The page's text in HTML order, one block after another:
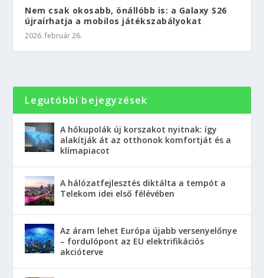
Nem csak okosabb, önállóbb is: a Galaxy S26
újraírhatja a mobilos játékszabályokat
2026. február 26.
Legutóbbi bejegyzések
A hőkupolák új korszakot nyitnak: így
alakítják át az otthonok komfortját és a
klímapiacot
A hálózatfejlesztés diktálta a tempót a
Telekom idei első félévében
Az áram lehet Európa újabb versenyelőnye
– fordulópont az EU elektrifikációs
akcióterve